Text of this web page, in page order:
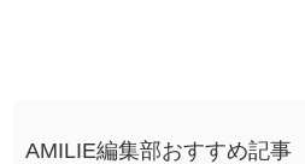
AMILIE編集部おすすめ記事